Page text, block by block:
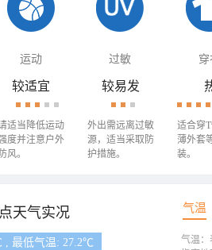
运动 过敏 穿
较适宜
适当降低运动
度并注意户外
防风。
较易发
外出需远离过敏
源，适当采取防
护措施。
适合穿
薄外套
装。
天气实况 气温
, 最低气温: 27.2℃
气温：